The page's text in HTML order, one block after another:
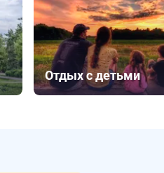
Отдых с детьми